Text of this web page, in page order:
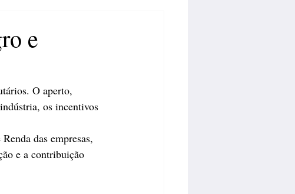
e
O aperto,
os incentivos
das empresas,
e a contribuição